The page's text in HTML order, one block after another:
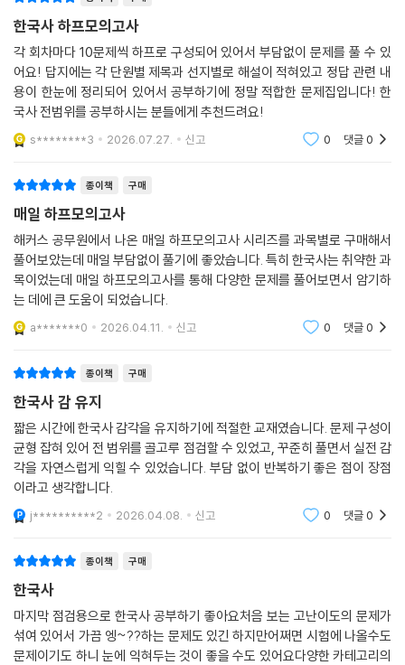
매회 모의고사를 풀어본 후에, 마무리 OX 퀴즈를 풀며 핵심 개념을 더욱
5. [시대별 막판 암기 점검(PDF)]으로 시험 직전까지 필수 개념을 더욱 확
실하게 암기할 수 있습니다.
실하게 암기하였는지 최종 점검할 수 있습니다.
[공무원 시험 합격을 위한 추가 학습 콘텐츠 - 해커스공무원(gosi.Hacke
rs.com)]
1. 공무원 인강(교재 내 할인쿠폰 수록)
2. 공무원 한국사 무료 특강
3. 시대별 막판 암기 점검(PDF)
4. 합격예측 온라인 모의고사(교재 내 응시권 및 해설강의 수강권 수록)
한국사 하프모의고사
각 회차마다 10문제씩 하프로 구성되어 있어서 부담없이 문제를 풀 수 있
어요! 답지에는 각 단원별 제목과 선지별로 해설이 적혀있고 정답 관련 내
용이 한눈에 정리되어 있어서 공부하기에 정말 적합한 문제집입니다! 한
국사 전범위를 공부하시는 분들에게 추천드려요!
s********3 2026.07.27. 신고 0 댓글0
종이책 구매
매일 하프모의고사
해커스 공무원에서 나온 매일 하프모의고사 시리즈를 과목별로 구매해서
풀어보았는데 매일 부담없이 풀기에 좋았습니다. 특히 한국사는 취약한 과
목이었는데 매일 하프모의고사를 통해 다양한 문제를 풀어보면서 암기하
는 데에 큰 도움이 되었습니다.
a*******0 2026.04.11. 신고 0 댓글0
종이책 구매
한국사 감 유지
짧은 시간에 한국사 감각을 유지하기에 적절한 교재였습니다. 문제 구성이
균형 잡혀 있어 전 범위를 골고루 점검할 수 있었고, 꾸준히 풀면서 실전 감
각을 자연스럽게 익힐 수 있었습니다. 부담 없이 반복하기 좋은 점이 장점
이라고 생각합니다.
j**********2 2026.04.08. 신고 0 댓글0
종이책 구매
한국사
마지막 점검용으로 한국사 공부하기 좋아요처음 보는 고난이도의 문제가
섞여 있어서 가끔 엥~??하는 문제도 있긴 하지만어쩌면 시험에 나올수도
문제이기도 하니 눈에 익혀두는 것이 좋을 수도 있어요다양한 카테고리의